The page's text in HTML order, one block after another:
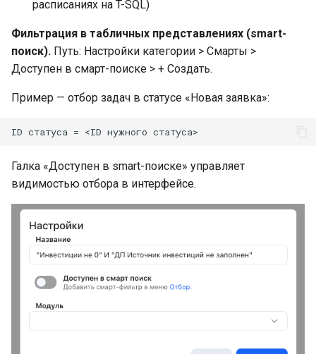
расписаниях на T-SQL)
Фильтрация в табличных представлениях (smart-
поиск). Путь: Настройки категории > Смарты >
Доступен в смарт-поиске > + Создать.
Пример — отбор задач в статусе «Новая заявка»:
Галка «Доступен в smart-поиске» управляет
видимостью отбора в интерфейсе.